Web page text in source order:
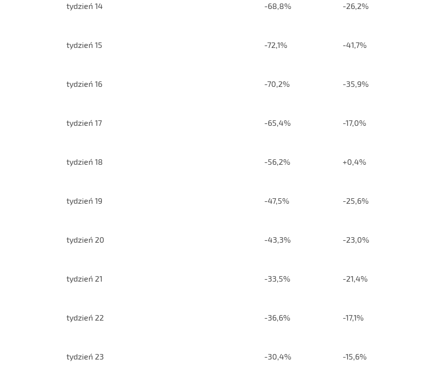
tydzień 14 -68,8% -26,2%
tydzień 15 -72,1% -41,7%
tydzień 16 -70,2% -35,9%
tydzień 17 -65,4% -17,0%
tydzień 18 -56,2% +0,4%
tydzień 19 -47,5% -25,6%
tydzień 20 -43,3% -23,0%
tydzień 21 -33,5% -21,4%
tydzień 22 -36,6% -17,1%
tydzień 23 -30,4% -15,6%